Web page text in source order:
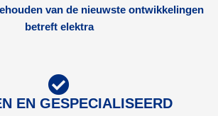
van de nieuwste ontwikkelingen
betreft elektra
EN GESPECIALISEERD